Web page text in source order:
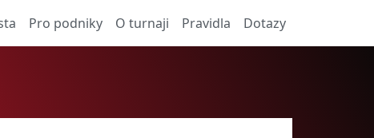
Pro podniky O turnaji Pravidla Dotazy